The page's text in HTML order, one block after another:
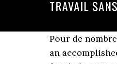
TRAVAIL
Pour de nombreux secteurs, cela fait partie du quotidien, car ils gèrent des produits en vrac sur bande transporteuse. made him an accomplished and serious professional. lrcnet.org. Résidentiel, Condo, Commercial. Calfeutrage Apex est une entreprise familiale qui se spécialise dans le calfeutrage professionnel. voile de l'Outaouais du club Grande-Rivière, who offered us a quality event. Ce jour-là, chacun reçoit son lot et sa destination (il ne fait pas chaud, mais le cœur y est !) aedgency.com. Voilà la clé de notre succès! Retrouvez Sans faille et des millions de livres en stock. Il faudra cependant du temps, des moyens [...] financiers et un engagement sans faille pour remédier [...] à ces problèmes. at the professional level as well as at the cost level. traduction être sans faille dans le dictionnaire Francais - Espagnol de Reverso, voir aussi 'être sans travail',être à l'aise',être sans le sou',être en faillite', conjugaison, expressions idiomatiques Et puis, c'est un tissus aussi. A professional service which is "Just and Precise. Nous possédons un ensemble de compétence unique qui assure la, Our experts have more than 30 years of experience in I.T., creating custom